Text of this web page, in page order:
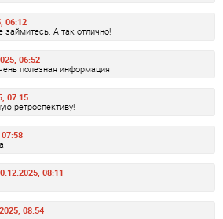
06:12
А так отлично!
06:52
полезная информация
07:15
ретроспективу!
08:11
08:54